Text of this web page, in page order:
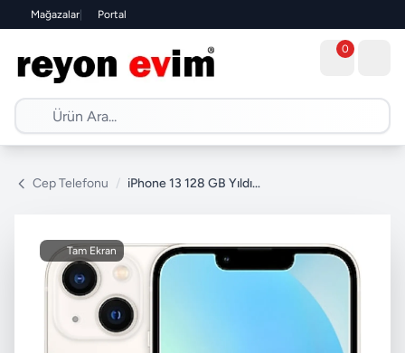
Mağazalar| Portal
0
Cep Telefonu / iPhone 13 128 GB Yıldız Işığı
Tam Ekran